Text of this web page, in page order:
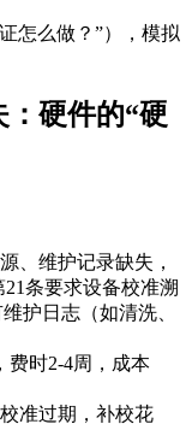
怎么做？”），模拟
硬件的“硬
、维护记录缺失，
条要求设备校准溯
护日志（如清洗、
费时2-4周，成本
准过期，补校花